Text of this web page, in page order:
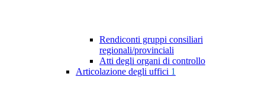
Rendiconti gruppi consiliari
regionali/provinciali
Atti degli organi di controllo
Articolazione degli uffici 1